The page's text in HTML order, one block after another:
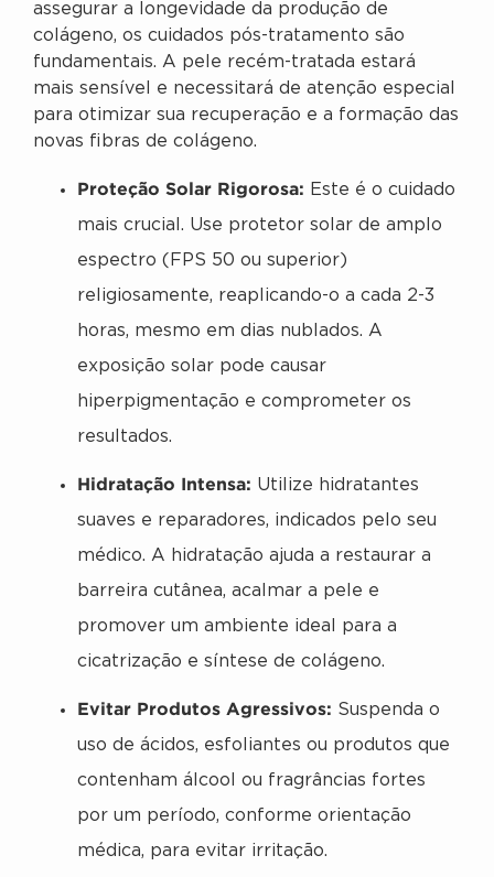
assegurar a longevidade da produção de
colágeno, os cuidados pós-tratamento são
fundamentais. A pele recém-tratada estará
mais sensível e necessitará de atenção especial
para otimizar sua recuperação e a formação das
novas fibras de colágeno.
Proteção Solar Rigorosa: Este é o cuidado
mais crucial. Use protetor solar de amplo
espectro (FPS 50 ou superior)
religiosamente, reaplicando-o a cada 2-3
horas, mesmo em dias nublados. A
exposição solar pode causar
hiperpigmentação e comprometer os
resultados.
Hidratação Intensa: Utilize hidratantes
suaves e reparadores, indicados pelo seu
médico. A hidratação ajuda a restaurar a
barreira cutânea, acalmar a pele e
promover um ambiente ideal para a
cicatrização e síntese de colágeno.
Evitar Produtos Agressivos: Suspenda o
uso de ácidos, esfoliantes ou produtos que
contenham álcool ou fragrâncias fortes
por um período, conforme orientação
médica, para evitar irritação.